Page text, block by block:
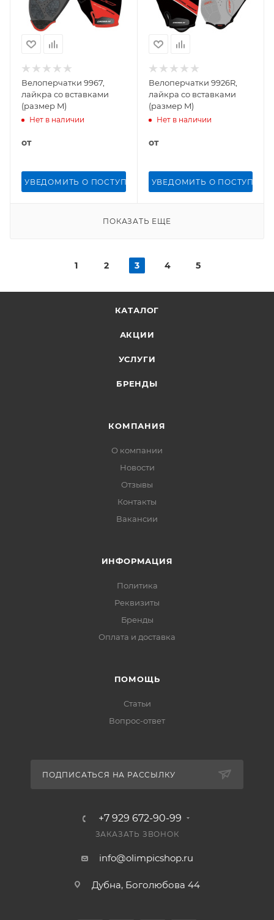
Велоперчатки 9967,
лайкра со вставками
(размер M)
Нет в наличии
от
УВЕДОМИТЬ О ПОСТУПЛЕНИИ
Велоперчатки 9926R,
лайкра со вставками
(размер M)
Нет в наличии
от
УВЕДОМИТЬ О
ПОКАЗАТЬ ЕЩЕ
1 2 3 4 5
КАТАЛОГ
АКЦИИ
УСЛУГИ
БРЕНДЫ
КОМПАНИЯ
О компании
Новости
Отзывы
Контакты
Вакансии
ИНФОРМАЦИЯ
Политика
Реквизиты
Бренды
Оплата и доставка
ПОМОЩЬ
Статьи
Вопрос-ответ
ПОДПИСАТЬСЯ НА РАССЫЛКУ
+7 929 672-90-99
ЗАКАЗАТЬ ЗВОНОК
info@olimpicshop.ru
Дубна, Боголюбова 44